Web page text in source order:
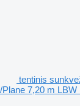
tentinis
7,20 m LBW